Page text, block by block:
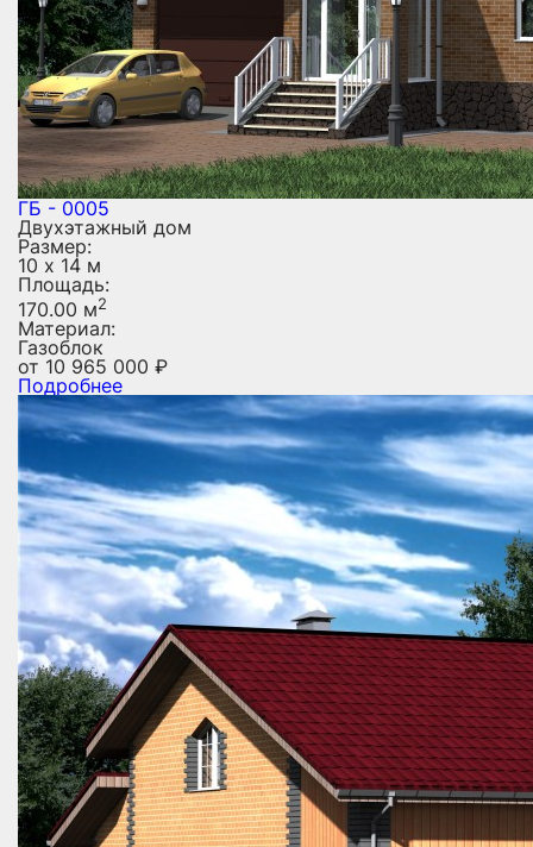
ГБ - 0005
Двухэтажный дом
Размер:
10 х 14 м
Площадь:
170.00 м2
Материал:
Газоблок
от 10 965 000 ₽
Подробнее